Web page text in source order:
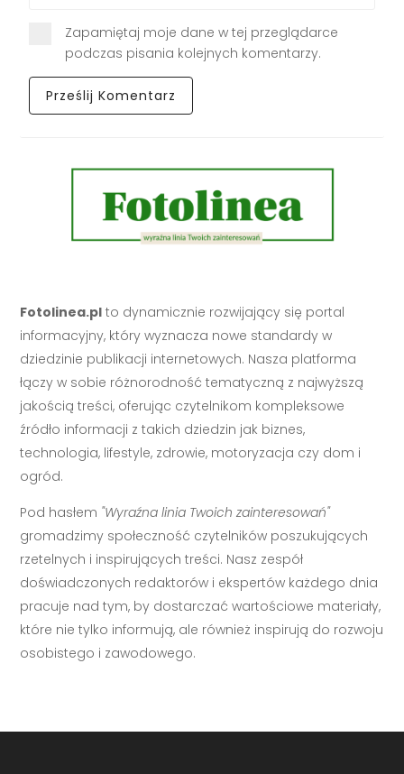
Zapamiętaj moje dane w tej przeglądarce
podczas pisania kolejnych komentarzy.
Fotolinea.pl to dynamicznie rozwijający się portal
informacyjny, który wyznacza nowe standardy w
dziedzinie publikacji internetowych. Nasza platforma
łączy w sobie różnorodność tematyczną z najwyższą
jakością treści, oferując czytelnikom kompleksowe
źródło informacji z takich dziedzin jak biznes,
technologia, lifestyle, zdrowie, motoryzacja czy dom i
ogród.
Pod hasłem "Wyraźna linia Twoich zainteresowań"
gromadzimy społeczność czytelników poszukujących
rzetelnych i inspirujących treści. Nasz zespół
doświadczonych redaktorów i ekspertów każdego dnia
pracuje nad tym, by dostarczać wartościowe materiały,
które nie tylko informują, ale również inspirują do rozwoju
osobistego i zawodowego.